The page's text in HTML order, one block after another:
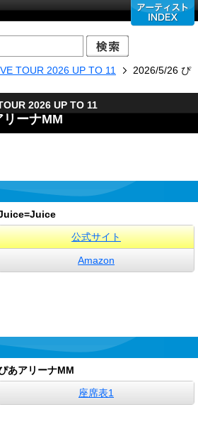
TOUR 2026 UP TO 11
2026/5/26 ぴ
2026 UP TO 11
ーナMM
公式サイト
Amazon
あアリーナMM
座席表1